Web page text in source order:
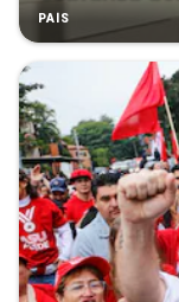
PAÍS